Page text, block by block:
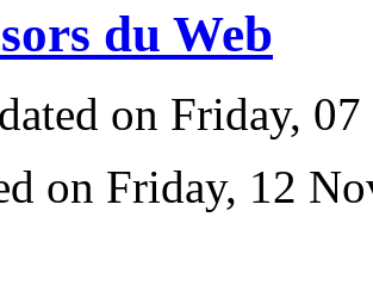
du Web
on Friday,
on Friday, 12